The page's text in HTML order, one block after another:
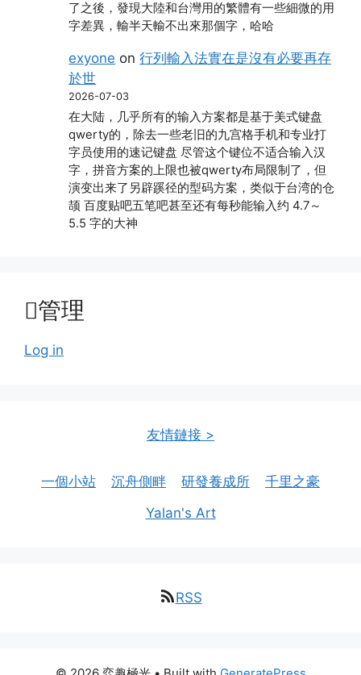
了之後，發現大陸和台灣用的繁體有一些細微的用
字差異，輸半天輸不出來那個字，哈哈
exyone on行列輸入法實在是沒有必要再存
於世
2026-07-03
在大陆，几乎所有的输入方案都是基于美式键盘
qwerty的，除去一些老旧的九宫格手机和专业打
字员使用的速记键盘 尽管这个键位不适合输入汉
字，拼音方案的上限也被qwerty布局限制了，但
演变出来了另辟蹊径的型码方案，类似于台湾的仓
颉 百度贴吧五笔吧甚至还有每秒能输入约 4.7～
5.5 字的大神
管理
Log in
友情鏈接 >
一個小站 沉舟側畔 研發養成所
千里之豪
Yalan's Art
RSS